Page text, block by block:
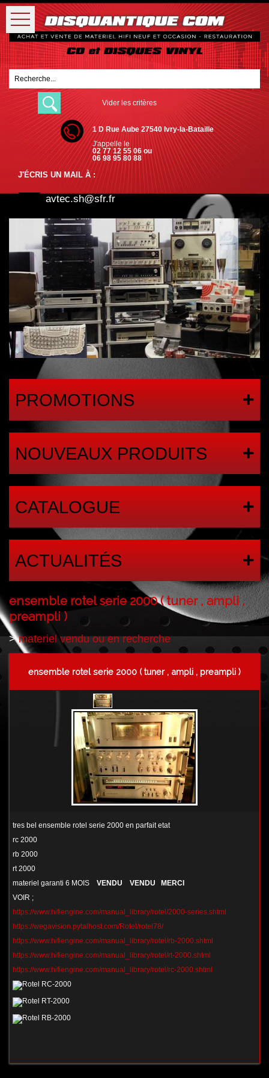
Vider les critères
1 D Rue Aube 27540 Ivry-la-Bataille
J'appelle le
02 77 12 55 06 ou
06 98 95 80 88
J'ÉCRIS UN MAIL À :
avtec.sh@sfr.fr
PROMOTIONS
NOUVEAUX PRODUITS
CATALOGUE
ACTUALITÉS
ensemble rotel serie 2000 ( tuner , ampli ,
preampli )
>materiel vendu ou en recherche
ensemble rotel serie 2000 ( tuner , ampli , preampli )
tres bel ensemble rotel serie 2000 en parfait etat
rc 2000
rb 2000
rt 2000
materiel garanti 6 MOIS VENDU VENDU MERCI
VOIR ;
https://www.hifiengine.com/manual_library/rotel/2000-series.shtml
https://wegavision.pytalhost.com/Rotel/rotel78/
https://www.hifiengine.com/manual_library/rotel/rb-2000.shtml
https://www.hifiengine.com/manual_library/rotel/rt-2000.shtml
https://www.hifiengine.com/manual_library/rotel/rc-2000.shtml